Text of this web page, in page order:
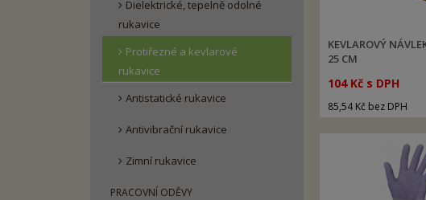
Dielektrické, tepelně odolné
rukavice
Protiřezné a kevlarové
rukavice
Antistatické rukavice
Antivibrační rukavice
Zimní rukavice
PRACOVNÍ ODĚVY
KEVLAROVÝ
25 CM
104 Kč s DPH
85,54 Kč bez DPH